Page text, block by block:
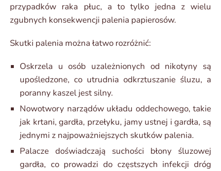
przypadków raka płuc, a to tylko jedna z wielu
zgubnych konsekwencji palenia papierosów.
Skutki palenia można łatwo rozróżnić:
Oskrzela u osób uzależnionych od nikotyny są
upośledzone, co utrudnia odkrztuszanie śluzu, a
poranny kaszel jest silny.
Nowotwory narządów układu oddechowego, takie
jak krtani, gardła, przełyku, jamy ustnej i gardła, są
jednymi z najpoważniejszych skutków palenia.
Palacze doświadczają suchości błony śluzowej
gardła, co prowadzi do częstszych infekcji dróg